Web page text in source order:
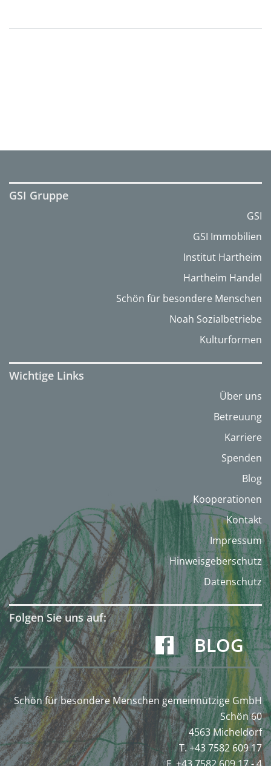
GSI Gruppe
GSI
GSI Immobilien
Institut Hartheim
Hartheim Handel
Schön für besondere Menschen
Noah Sozialbetriebe
Kulturformen
Wichtige Links
Über uns
Betreuung
Karriere
Spenden
Blog
Kooperationen
Kontakt
Impressum
Hinweisgeberschutz
Datenschutz
Folgen Sie uns auf:
BLOG
Schön für besondere Menschen gemeinnützige GmbH
Schön 60
4563 Micheldorf
T. +43 7582 609 17